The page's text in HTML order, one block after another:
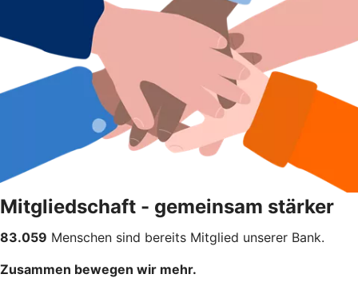
Mitgliedschaft - gemeinsam stärker
83.059 Menschen sind bereits Mitglied unserer Bank.
Zusammen bewegen wir mehr.